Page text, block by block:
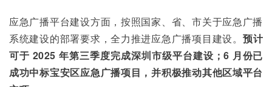
应急广播平台建设方面，按照国家、省、市关于应急广播
系统建设的部署要求，全力推进应急广播项目建设。 预计
可于 2025 年第三季度完成深圳市级平台建设；6 月份已
成功中标宝安区应急广播项目，并积极推动其他区域平台